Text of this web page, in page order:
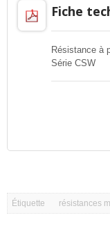
Fiche
Résistance à
Série CSW
Étiquette résistances